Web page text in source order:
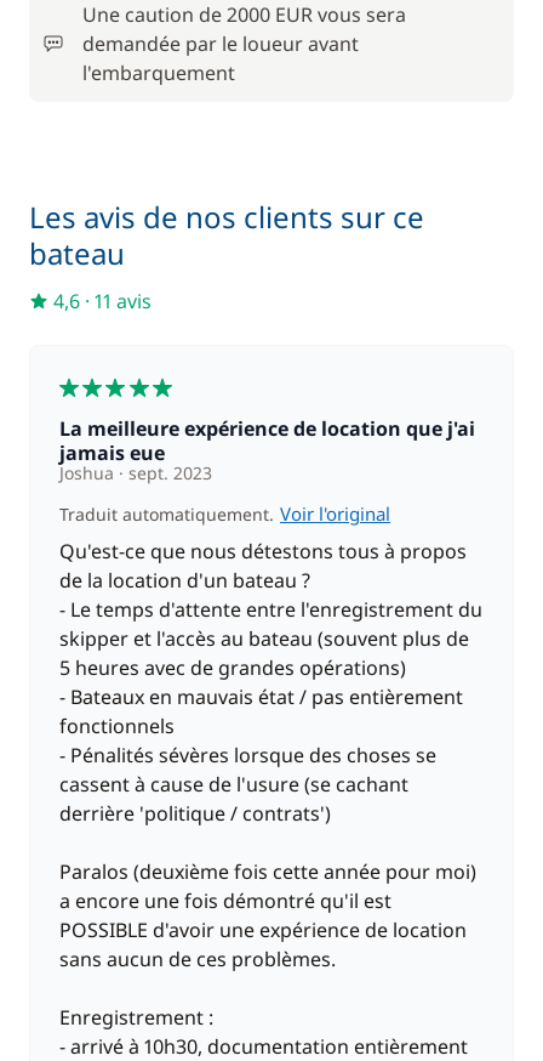
Skipper (repas non inclus)
Une caution de 2000 EUR vous sera
demandée par le loueur avant
l'embarquement
Les avis de nos clients sur ce
bateau
4,6 · 11 avis
La meilleure expérience de location que j'ai
jamais eue
Joshua
sept. 2023
Traduit automatiquement. Voir l'original
Qu'est-ce que nous détestons tous à propos
de la location d'un bateau ?
- Le temps d'attente entre l'enregistrement du
skipper et l'accès au bateau (souvent plus de
5 heures avec de grandes opérations)
- Bateaux en mauvais état / pas entièrement
fonctionnels
- Pénalités sévères lorsque des choses se
cassent à cause de l'usure (se cachant
derrière 'politique / contrats')
Paralos (deuxième fois cette année pour moi)
a encore une fois démontré qu'il est
POSSIBLE d'avoir une expérience de location
sans aucun de ces problèmes.
Enregistrement :
- arrivé à 10h30, documentation entièrement